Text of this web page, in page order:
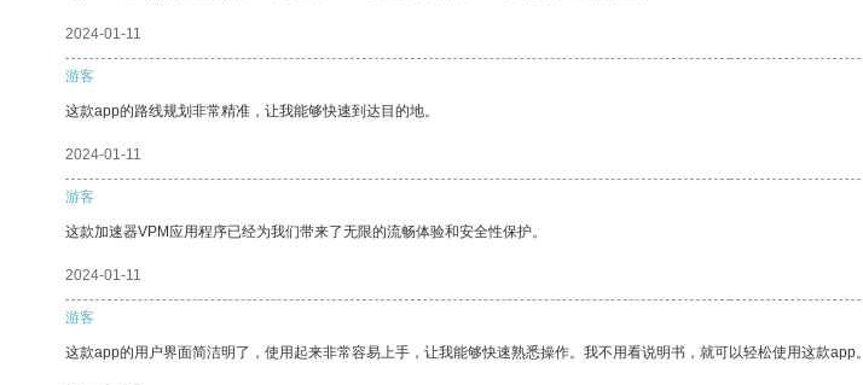
2024-01-11
游客
这款app的路线规划非常精准，让我能够快速到达目的地。
2024-01-11
游客
这款加速器VPM应用程序已经为我们带来了无限的流畅体验和安全性保护。
2024-01-11
游客
这款app的用户界面简洁明了，使用起来非常容易上手，让我能够快速熟悉操作。我不用看说明书，就可以轻松使用这款app。